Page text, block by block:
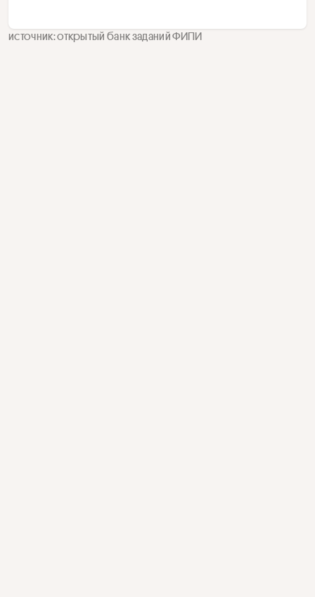
источник: открытый банк заданий ФИПИ